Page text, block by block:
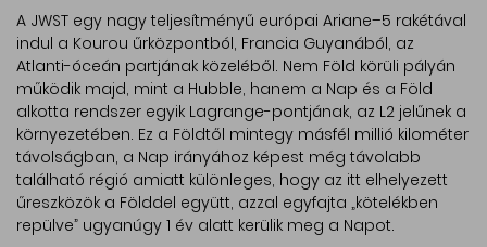
A JWST egy nagy teljesítményű európai Ariane–5 rakétával
indul a Kourou űrközpontból, Francia Guyanából, az
Atlanti-óceán partjának közeléből. Nem Föld körüli pályán
működik majd, mint a Hubble, hanem a Nap és a Föld
alkotta rendszer egyik Lagrange-pontjának, az L2 jelűnek a
környezetében. Ez a Földtől mintegy másfél millió kilométer
távolságban, a Nap irányához képest még távolabb
található régió amiatt különleges, hogy az itt elhelyezett
űreszközök a Földdel együtt, azzal egyfajta „kötelékben
repülve” ugyanúgy 1 év alatt kerülik meg a Napot.